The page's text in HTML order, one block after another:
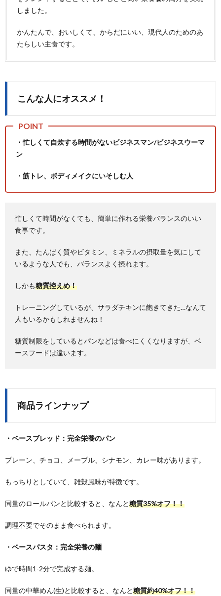
しました。
かんたんで、おいしくて、からだにいい、現代人のためのあ
たらしい主食です。
こんな人にオススメ！
・忙しくて自炊する時間がないビジネスマン/ビジネスウーマ
ン
・筋トレ、ボディメイクにいそしむ人
忙しくて時間がなくても、簡単に作れる栄養バランスのいい
食事です。
また、 たんぱく質やビタミン、ミネラルの摂取量を気にして
いるような人でも、 バランスよく摂れます。
しかも糖質控えめ！
トレーニングしているが、サラダチキンに飽きてきた…なんて
人もいるかもしれませんね！
糖質制限をしているとパンなどは食べにくくなりますが、ベ
ースフードは違います。
商品ラインナップ
・ベースブレッド：完全栄養のパン
プレーン、 チョコ、 メープル、 シナモン、 カレー味があります。
もっちりとしていて、雑穀風味が特徴です。
同量のロールパンと比較すると、なんと糖質35%オフ！！
調理不要でそのまま食べられます。
・ベースパスタ：完全栄養の麺
ゆで時間1-2分で完成する麺。
同量の中華めん(生)と比較すると、なんと糖質約40%オフ！！